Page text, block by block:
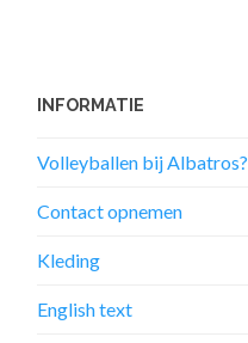
INFORMATIE
Volleyballen bij Albatros?
Contact opnemen
Kleding
English text